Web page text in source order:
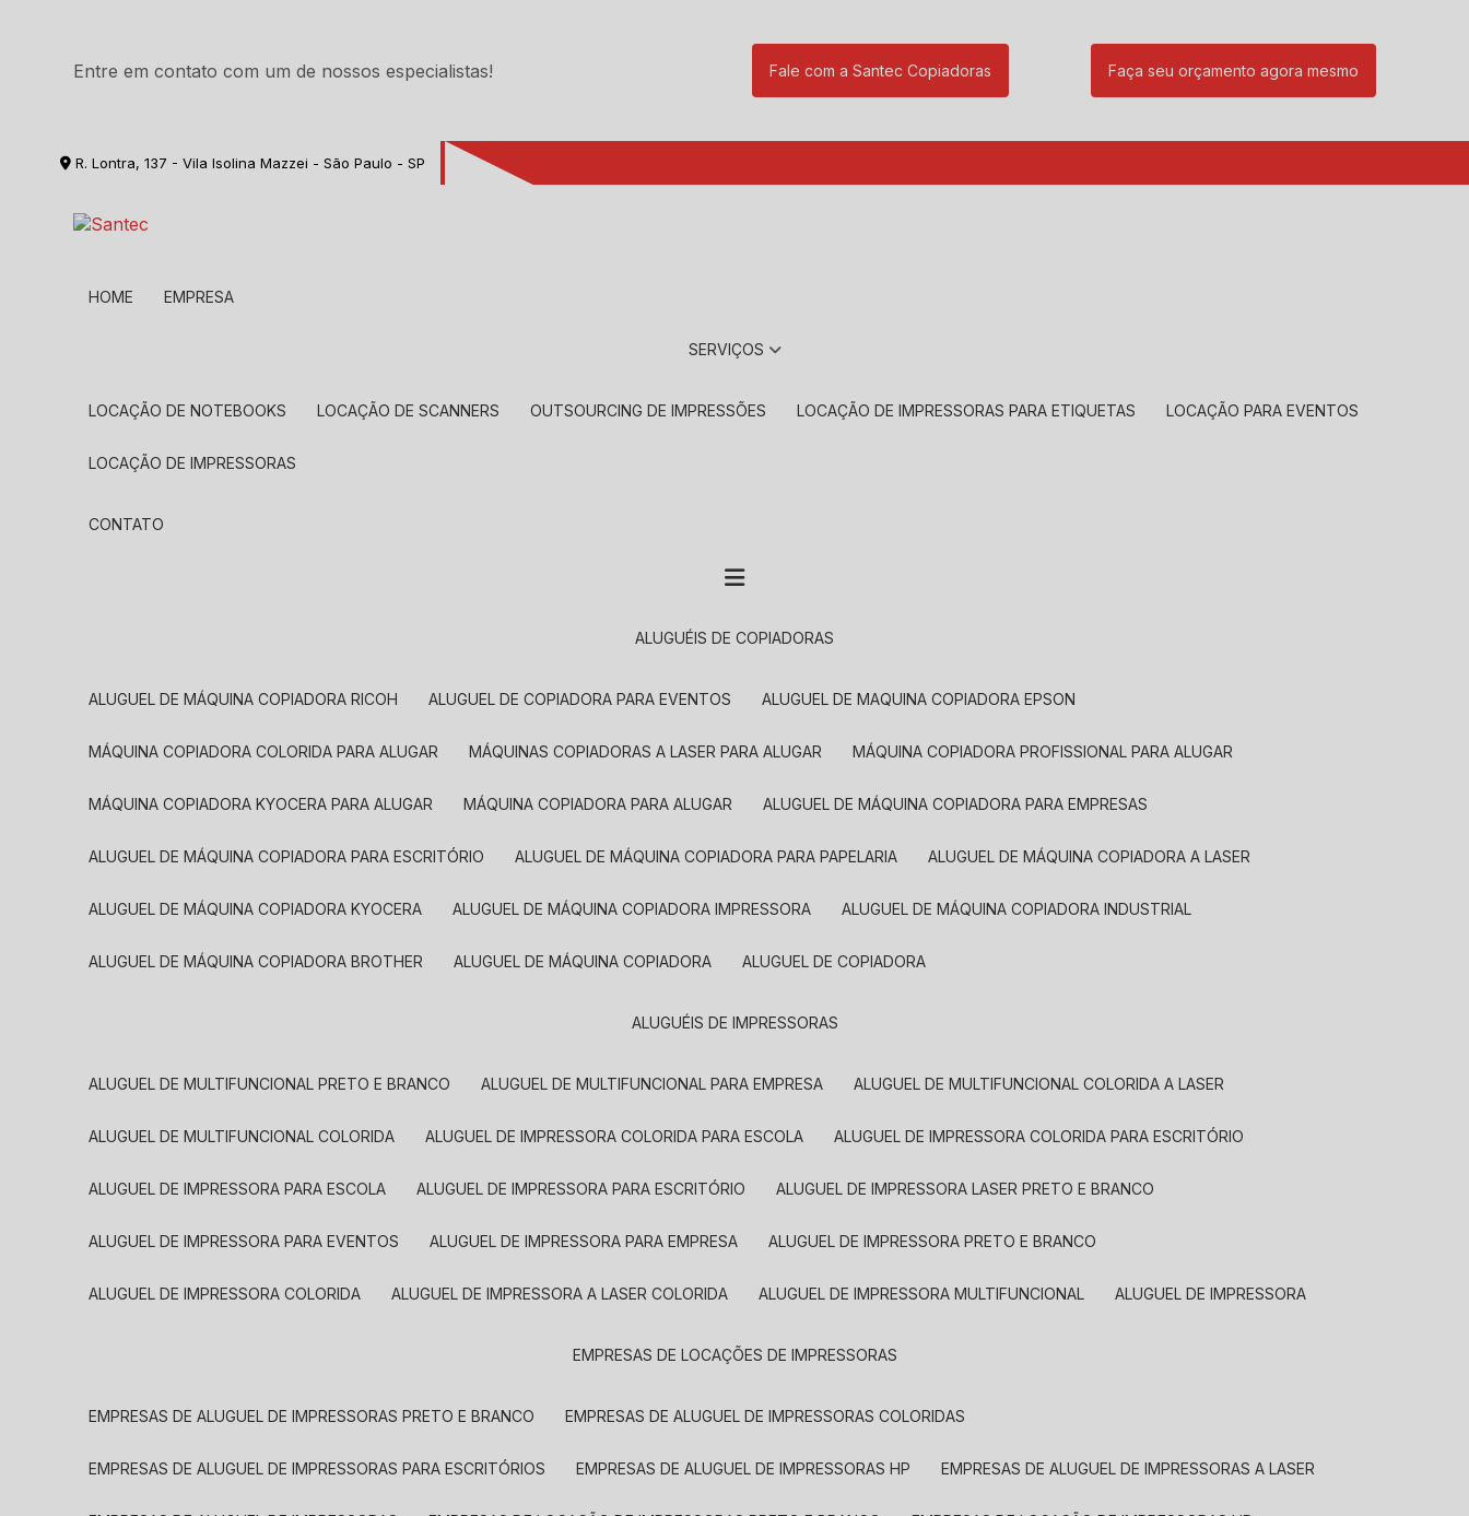
Entre em contato com um de nossos especialistas! Fale com a Santec Copiadoras Faça seu orçamento agora mesmo
R. Lontra, 137 - Vila Isolina Mazzei - São Paulo - SP
HOME EMPRESA
SERVIÇOS
LOCAÇÃO DE NOTEBOOKS LOCAÇÃO DE SCANNERS OUTSOURCING DE IMPRESSÕES LOCAÇÃO DE IMPRESSORAS PARA ETIQUETAS LOCAÇÃO PARA EVENTOS
LOCAÇÃO DE IMPRESSORAS
CONTATO
ALUGUÉIS DE COPIADORAS
ALUGUEL DE MÁQUINA COPIADORA RICOH ALUGUEL DE COPIADORA PARA EVENTOS ALUGUEL DE MAQUINA COPIADORA EPSON
MÁQUINA COPIADORA COLORIDA PARA ALUGAR MÁQUINAS COPIADORAS A LASER PARA ALUGAR MÁQUINA COPIADORA PROFISSIONAL PARA ALUGAR
MÁQUINA COPIADORA KYOCERA PARA ALUGAR MÁQUINA COPIADORA PARA ALUGAR ALUGUEL DE MÁQUINA COPIADORA PARA EMPRESAS
ALUGUEL DE MÁQUINA COPIADORA PARA ESCRITÓRIO ALUGUEL DE MÁQUINA COPIADORA PARA PAPELARIA ALUGUEL DE MÁQUINA COPIADORA A LASER
ALUGUEL DE MÁQUINA COPIADORA KYOCERA ALUGUEL DE MÁQUINA COPIADORA IMPRESSORA ALUGUEL DE MÁQUINA COPIADORA INDUSTRIAL
ALUGUEL DE MÁQUINA COPIADORA BROTHER ALUGUEL DE MÁQUINA COPIADORA ALUGUEL DE COPIADORA
ALUGUÉIS DE IMPRESSORAS
ALUGUEL DE MULTIFUNCIONAL PRETO E BRANCO ALUGUEL DE MULTIFUNCIONAL PARA EMPRESA ALUGUEL DE MULTIFUNCIONAL COLORIDA A LASER
ALUGUEL DE MULTIFUNCIONAL COLORIDA ALUGUEL DE IMPRESSORA COLORIDA PARA ESCOLA ALUGUEL DE IMPRESSORA COLORIDA PARA ESCRITÓRIO
ALUGUEL DE IMPRESSORA PARA ESCOLA ALUGUEL DE IMPRESSORA PARA ESCRITÓRIO ALUGUEL DE IMPRESSORA LASER PRETO E BRANCO
ALUGUEL DE IMPRESSORA PARA EVENTOS ALUGUEL DE IMPRESSORA PARA EMPRESA ALUGUEL DE IMPRESSORA PRETO E BRANCO
ALUGUEL DE IMPRESSORA COLORIDA ALUGUEL DE IMPRESSORA A LASER COLORIDA ALUGUEL DE IMPRESSORA MULTIFUNCIONAL ALUGUEL DE IMPRESSORA
EMPRESAS DE LOCAÇÕES DE IMPRESSORAS
EMPRESAS DE ALUGUEL DE IMPRESSORAS PRETO E BRANCO EMPRESAS DE ALUGUEL DE IMPRESSORAS COLORIDAS
EMPRESAS DE ALUGUEL DE IMPRESSORAS PARA ESCRITÓRIOS EMPRESAS DE ALUGUEL DE IMPRESSORAS HP EMPRESAS DE ALUGUEL DE IMPRESSORAS A LASER